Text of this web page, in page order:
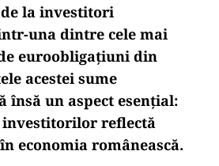
la investitori
una dintre cele mai
euroobligațiuni din
acestei sume
însă un aspect esențial:
reflectă
economia românească.